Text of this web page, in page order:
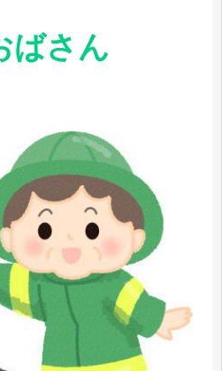
ばさん